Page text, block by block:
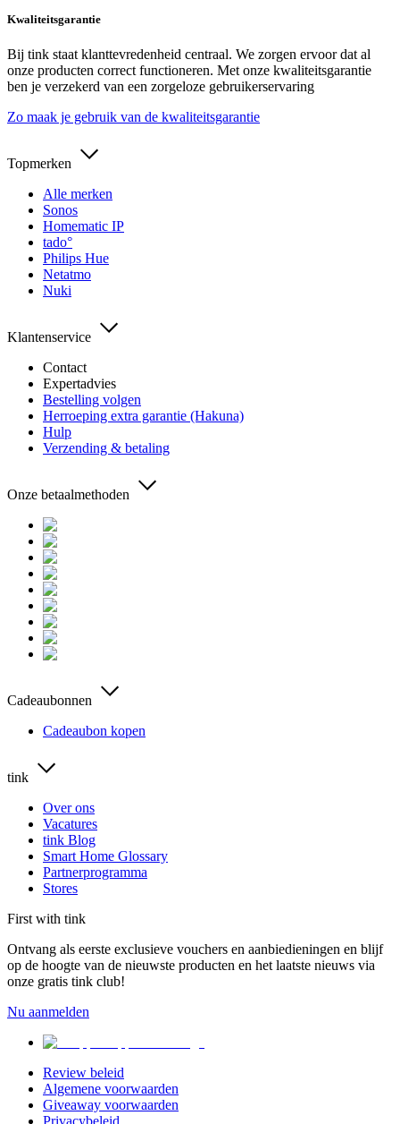
Kwaliteitsgarantie
Bij tink staat klanttevredenheid centraal. We zorgen ervoor dat al
onze producten correct functioneren. Met onze kwaliteitsgarantie
ben je verzekerd van een zorgeloze gebruikerservaring
Zo maak je gebruik van de kwaliteitsgarantie
Topmerken
Alle merken
Sonos
Homematic IP
tado°
Philips Hue
Netatmo
Nuki
Klantenservice
Contact
Expertadvies
Bestelling volgen
Herroeping extra garantie (Hakuna)
Hulp
Verzending & betaling
Onze betaalmethoden
Cadeaubonnen
Cadeaubon kopen
tink
Over ons
Vacatures
tink Blog
Smart Home Glossary
Partnerprogramma
Stores
First with tink
Ontvang als eerste exclusieve vouchers en aanbiedieningen en blijf
op de hoogte van de nieuwste producten en het laatste nieuws via
onze gratis tink club!
Nu aanmelden
Review beleid
Algemene voorwaarden
Giveaway voorwaarden